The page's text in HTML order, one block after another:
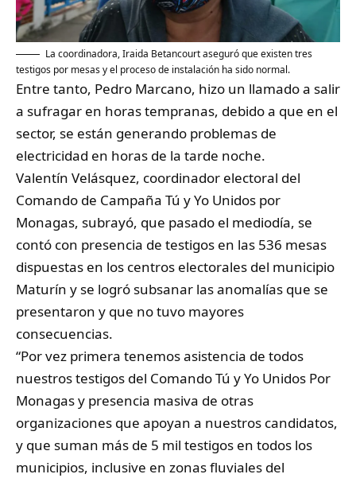
La coordinadora, Iraida Betancourt aseguró que existen tres
testigos por mesas y el proceso de instalación ha sido normal.
Entre tanto, Pedro Marcano, hizo un llamado a salir
a sufragar en horas tempranas, debido a que en el
sector, se están generando problemas de
electricidad en horas de la tarde noche.
Valentín Velásquez, coordinador electoral del
Comando de Campaña Tú y Yo Unidos por
Monagas, subrayó, que pasado el mediodía, se
contó con presencia de testigos en las 536 mesas
dispuestas en los centros electorales del municipio
Maturín y se logró subsanar las anomalías que se
presentaron y que no tuvo mayores
consecuencias.
“Por vez primera tenemos asistencia de todos
nuestros testigos del Comando Tú y Yo Unidos Por
Monagas y presencia masiva de otras
organizaciones que apoyan a nuestros candidatos,
y que suman más de 5 mil testigos en todos los
municipios, inclusive en zonas fluviales del